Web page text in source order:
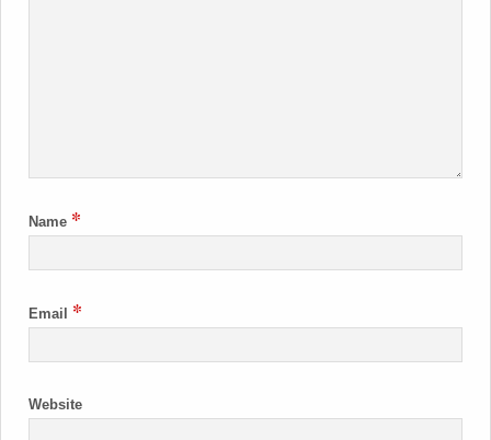
Name *
Email *
Website